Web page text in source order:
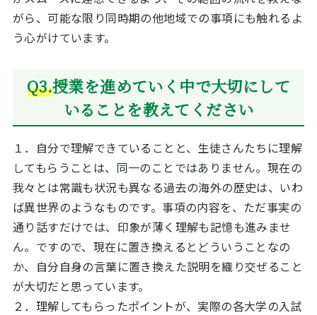
がら、可能な限り同時期の他地域での事項にも触れるよ
う心がけています。
Q3.授業を進めていく中で大切にして
いることを教えてください
１．自分で理解できていることと、生徒さんたちに理解
してもらうことは、同一のことではありません。現在の
我々とは常識も状況も異なる過去の海外の歴史は、いわ
ば異世界のようなものです。事項の内容を、ただ事実の
通り話すだけでは、印象が薄く理解も記憶も進みませ
ん。ですので、現在に置き換えるとどういうことなの
か、自分自身の言葉に置き換えた説明を織り交ぜること
が大切だと思っています。
２．理解してもらったポイントが、実際の各大学の入試